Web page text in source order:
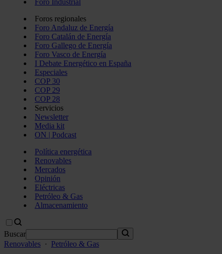
Foro Industrial
Foros regionales
Foro Andaluz de Energía
Foro Catalán de Energía
Foro Gallego de Energía
Foro Vasco de Energía
I Debate Energético en España
Especiales
COP 30
COP 29
COP 28
Servicios
Newsletter
Media kit
ON | Podcast
Política energética
Renovables
Mercados
Opinión
Eléctricas
Petróleo & Gas
Almacenamiento
Buscar
Renovables · Petróleo & Gas